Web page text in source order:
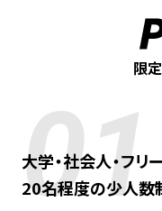
限
01
大学・社会人・フリ
20名程度の少人数